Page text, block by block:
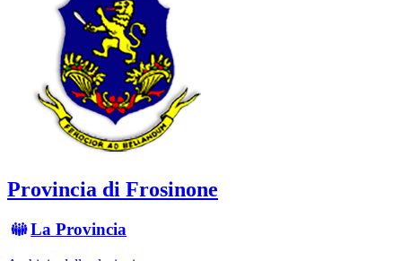
Provincia di Frosinone
La Provincia